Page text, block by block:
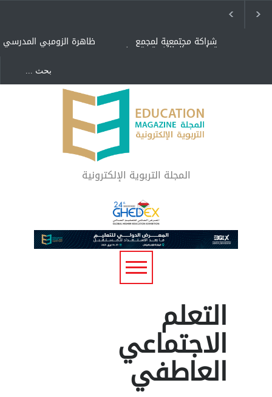
ظاهرة الزومبي المدرسي شراكة مجتمعية لمجمع
تعليمي بالطائف تستهدف
"كنت أنضرب ومافيني إلا
العافية" هل هذا مبرر
لاستمرار أسلوب التربية
المتوارث؟
لماذا تعد برامج توعية الأطفال
بخصوصية الجسد وقاية لا
فضول؟
المجلة التربوية الإلكترونية
التعلم
الاجتماعي
العاطفي